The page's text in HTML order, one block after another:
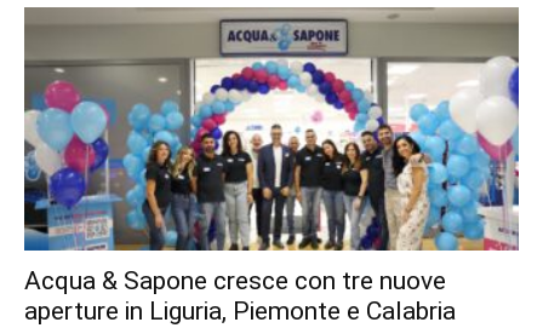
Acqua & Sapone cresce con tre nuove
aperture in Liguria, Piemonte e Calabria